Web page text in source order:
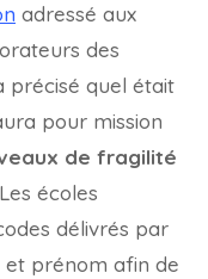
adressé aux
des
précisé quel était
pour mission
de fragilité
écoles
délivrés par
et prénom afin de